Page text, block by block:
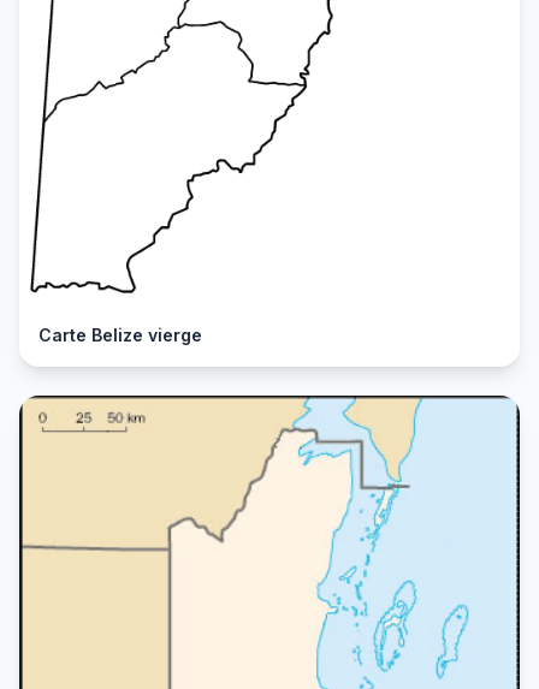
Carte Belize vierge